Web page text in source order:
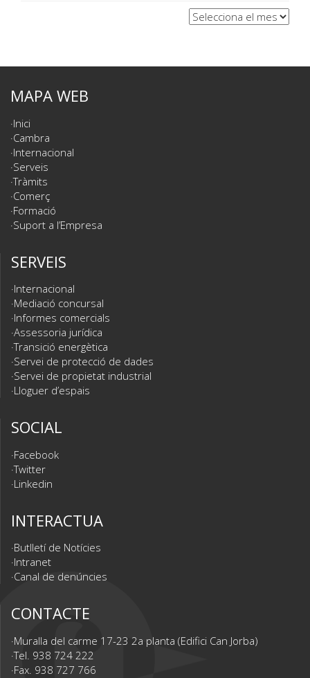
Arxius
MAPA WEB
Inici
Cambra
Internacional
Serveis
Tràmits
Comerç
Formació
Suport a l’Empresa
SERVEIS
Internacional
Mediació concursal
Informes comercials
Assessoria jurídica
Transició energètica
Servei de protecció de dades
Servei de propietat industrial
Lloguer d’espais
SOCIAL
Facebook
Twitter
Linkedin
INTERACTUA
Butlletí de Notícies
Intranet
Canal de denúncies
CONTACTE
Muralla del carme 17-23 2a planta (Edifici Can Jorba)
Tel. 938 724 222
Fax. 938 727 766